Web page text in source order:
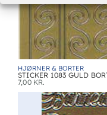
HJØRNER & BORTER
STICKER 1083 GULD
7,00 KR.